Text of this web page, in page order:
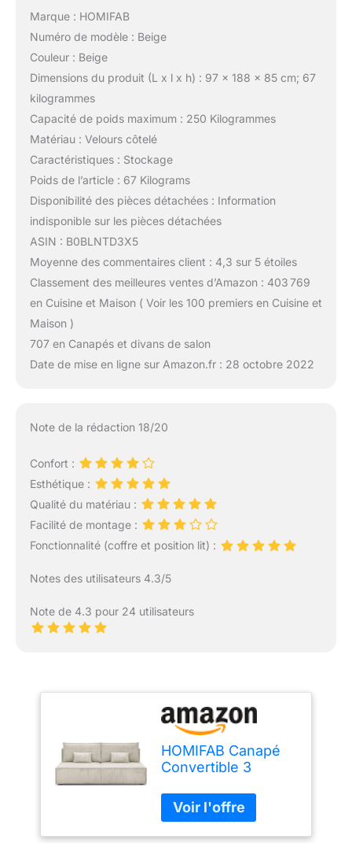
Marque : HOMIFAB
Numéro de modèle : Beige
Couleur : Beige
Dimensions du produit (L x l x h) : 97 x 188 x 85 cm; 67
kilogrammes
Capacité de poids maximum : 250 Kilogrammes
Matériau : Velours côtelé
Caractéristiques : Stockage
Poids de l’article : 67 Kilograms
Disponibilité des pièces détachées : Information
indisponible sur les pièces détachées
ASIN : B0BLNTD3X5
Moyenne des commentaires client : 4,3 sur 5 étoiles
Classement des meilleures ventes d’Amazon : 403 769
en Cuisine et Maison ( Voir les 100 premiers en Cuisine et
Maison )
707 en Canapés et divans de salon
Date de mise en ligne sur Amazon.fr : 28 octobre 2022
Note de la rédaction 18/20
Confort :
Esthétique :
Qualité du matériau :
Facilité de montage :
Fonctionnalité (coffre et position lit) :
Notes des utilisateurs 4.3/5
Note de 4.3 pour 24 utilisateurs
HOMIFAB Canapé
Convertible 3
de Rangement en
Velours côtelé
Beige - Milla